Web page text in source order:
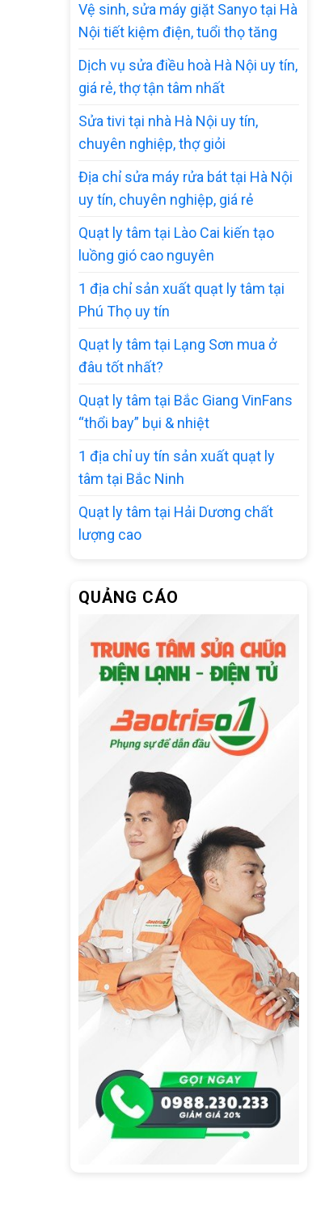
Vệ sinh, sửa máy giặt Sanyo tại Hà
Nội tiết kiệm điện, tuổi thọ tăng
Dịch vụ sửa điều hoà Hà Nội uy tín,
giá rẻ, thợ tận tâm nhất
Sửa tivi tại nhà Hà Nội uy tín,
chuyên nghiệp, thợ giỏi
Địa chỉ sửa máy rửa bát tại Hà Nội
uy tín, chuyên nghiệp, giá rẻ
Quạt ly tâm tại Lào Cai kiến tạo
luồng gió cao nguyên
1 địa chỉ sản xuất quạt ly tâm tại
Phú Thọ uy tín
Quạt ly tâm tại Lạng Sơn mua ở
đâu tốt nhất?
Quạt ly tâm tại Bắc Giang VinFans
“thổi bay” bụi & nhiệt
1 địa chỉ uy tín sản xuất quạt ly
tâm tại Bắc Ninh
Quạt ly tâm tại Hải Dương chất
lượng cao
QUẢNG CÁO